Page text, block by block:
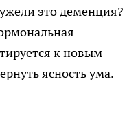
это деменция?
к новым
ясность ума.